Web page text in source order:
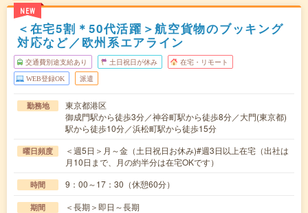
NEW
＜在宅5割＊50代活躍＞航空貨物のブッキング
対応など／欧州系エアライン
交通費別途支給あり 土日祝日が休み 在宅・リモート
WEB登録OK 派遣
勤務地
東京都港区
御成門駅から徒歩3分／神谷町駅から徒歩8分／大門(東京都)
駅から徒歩10分／浜松町駅から徒歩15分
曜日頻度
＜週5日＞月～金（土日祝日お休み)#週3日以上在宅（出社は
月10日まで、月の約半分は在宅OKです）
時間 9：00～17：30（休憩60分）
期間 ＜長期＞即日～長期